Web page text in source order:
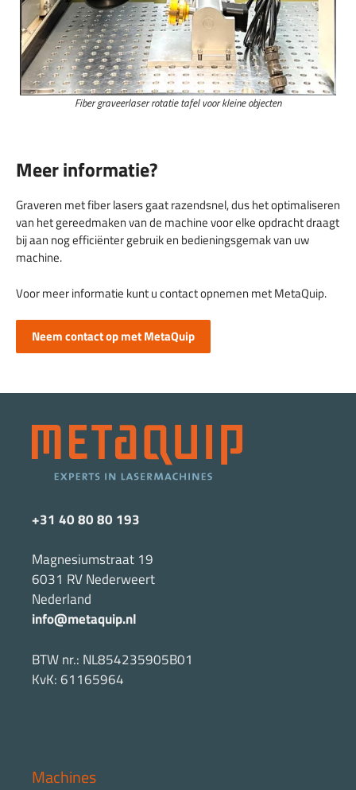
Fiber graveerlaser rotatie tafel voor kleine objecten
Meer informatie?
Graveren met fiber lasers gaat razendsnel, dus het optimaliseren
van het gereedmaken van de machine voor elke opdracht draagt
bij aan nog efficiënter gebruik en bedieningsgemak van uw
machine.
Voor meer informatie kunt u contact opnemen met MetaQuip.
Neem contact op met MetaQuip
+31 40 80 80 193
Magnesiumstraat 19
6031 RV Nederweert
Nederland
info@metaquip.nl
BTW nr.: NL854235905B01
KvK: 61165964
Machines